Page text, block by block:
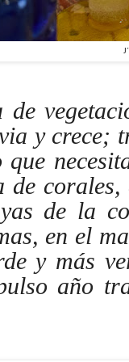
y crece;
corales,
de la
en el
y más
año